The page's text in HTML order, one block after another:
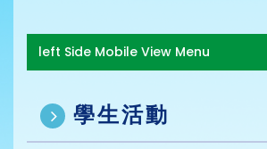
left Side Mobile View Menu
學生活動